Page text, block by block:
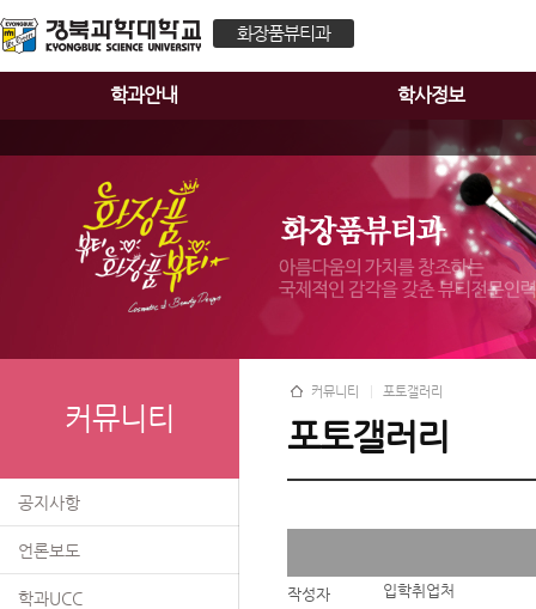
화장품뷰티과
학과안내 학사정보
커뮤니티
공지사항
언론보도
학과UCC
커뮤니티 포토갤러리
포토갤러리
작성자 입학취업처